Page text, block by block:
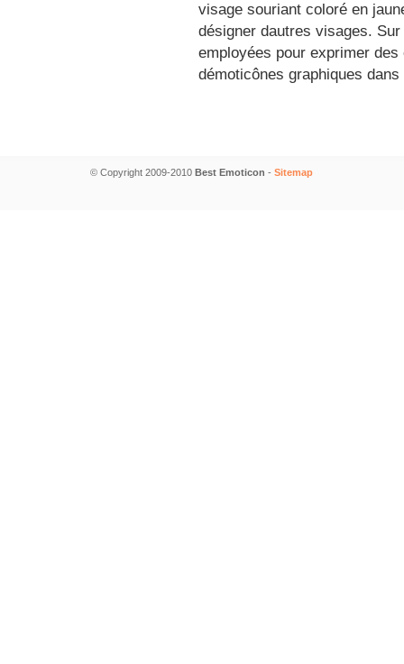
visage souriant coloré en
désigner dautres visages.
employées pour exprimer
démoticônes graphiques
© Copyright 2009-2010 Best Emoticon - Sitemap